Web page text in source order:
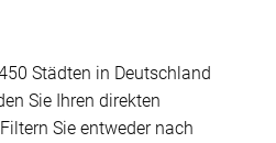
Städten in Deutschland
Sie Ihren direkten
Sie entweder nach